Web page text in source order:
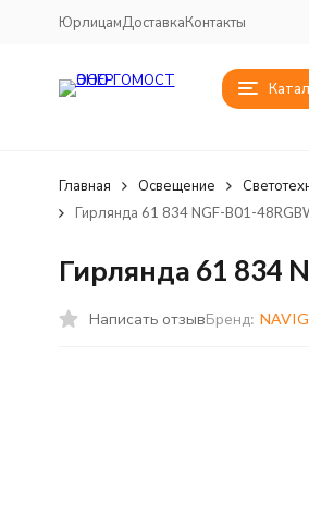
ЮрлицамДоставкаКонтакты
Главная Освещение
Гирлянда 61 834 NGF-B01-
Гирлянда 61 834
Написать отзывБренд: